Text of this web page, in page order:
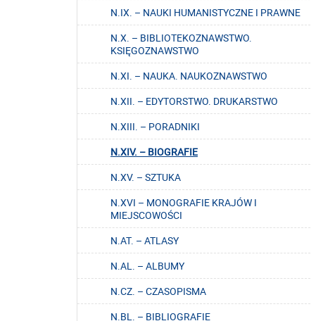
N.IX. – NAUKI HUMANISTYCZNE I PRAWNE
N.X. – BIBLIOTEKOZNAWSTWO.
KSIĘGOZNAWSTWO
N.XI. – NAUKA. NAUKOZNAWSTWO
N.XII. – EDYTORSTWO. DRUKARSTWO
N.XIII. – PORADNIKI
N.XIV. – BIOGRAFIE
N.XV. – SZTUKA
N.XVI – MONOGRAFIE KRAJÓW I
MIEJSCOWOŚCI
N.AT. – ATLASY
N.AL. – ALBUMY
N.CZ. – CZASOPISMA
N.BL. – BIBLIOGRAFIE